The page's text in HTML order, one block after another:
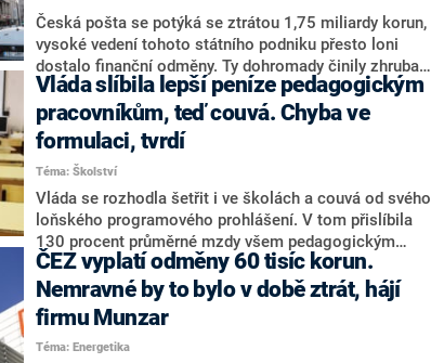
Česká pošta se potýká se ztrátou 1,75 miliardy korun,
vysoké vedení tohoto státního podniku přesto loni
dostalo finanční odměny. Ty dohromady činily zhruba
377 tisíc korun. Informuje o tom deník MF Dnes.
Pošta také uvedla, jaká byla mzda tehdejšího ředitele
Romana Knapa.
Vláda slíbila lepší peníze pedagogickým
pracovníkům, teď couvá. Chyba ve
formulaci, tvrdí
Téma: Školství
Vláda se rozhodla šetřit i ve školách a couvá od svého
loňského programového prohlášení. V tom přislíbila
130 procent průměrné mzdy všem pedagogickým
pracovníkům. Nyní tvrdí, že došlo k formulační chybě a
místo pedagogických pracovníků hovoří už jen o
učitelích.
ČEZ vyplatí odměny 60 tisíc korun.
Nemravné by to bylo v době ztrát, hájí
firmu Munzar
Téma: Energetika